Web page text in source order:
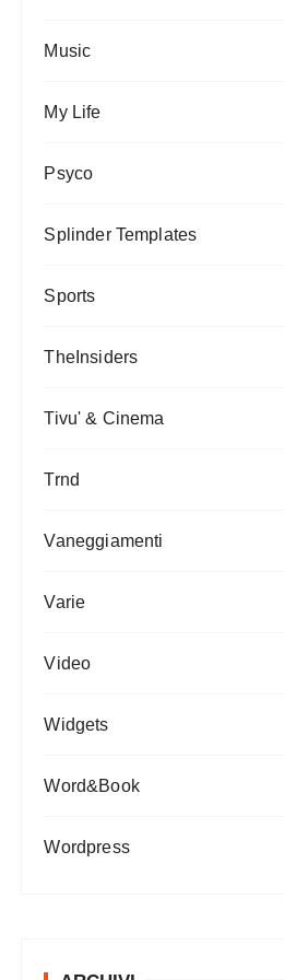
Music
My Life
Psyco
Splinder Templates
Sports
TheInsiders
Tivu' & Cinema
Trnd
Vaneggiamenti
Varie
Video
Widgets
Word&Book
Wordpress